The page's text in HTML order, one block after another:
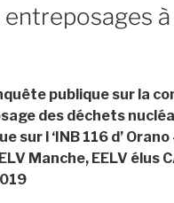
entreposages
publique sur la
des déchets
sur l ‘INB 116 d’
Manche, EELV élus